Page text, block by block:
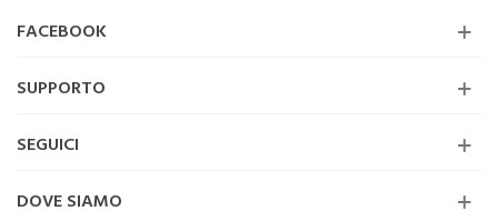
FACEBOOK
SUPPORTO
SEGUICI
DOVE SIAMO